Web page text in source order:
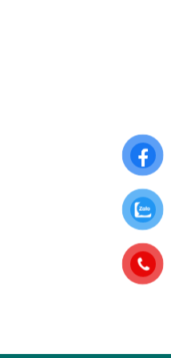
ĐÃI ĐẶC BIỆT
Hoa Chân Thật, hãy đăng